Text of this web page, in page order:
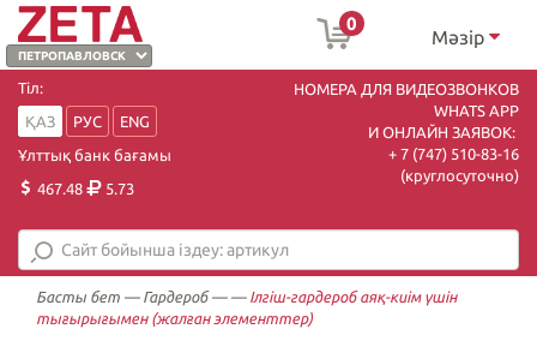
0
Мәзір
Тіл:
ҚАЗ
РУС
ENG
Ұлттық банк бағамы
467.48
5.73
НОМЕРА ДЛЯ ВИДЕОЗВОНКОВ
WHATS APP
И ОНЛАЙН ЗАЯВОК:
+ 7 (747) 510-83-16
(круглосуточно)
Басты бет — Гардероб— — Ілгіш-гардероб аяқ-киім үшін
тығырығымен (жалған элементтер)